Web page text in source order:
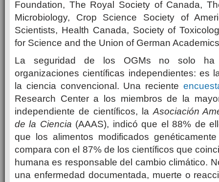
Foundation, The Royal Society of Canada,
Microbiology, Crop Science Society of
Scientists, Health Canada, Society of
for Science and the Union of German
La seguridad de los OGMs no solo ha
organizaciones científicas independientes: es
la ciencia convencional. Una reciente
Research Center a los miembros de la
independiente de científicos, laAsociación
de la Ciencia (AAAS), indicó que el 88% de
que los alimentos modificados
compara con el 87% de los científicos que
humana es responsable del cambio climático.
una enfermedad documentada, muerte o